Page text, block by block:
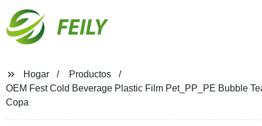
FEILY
Hogar
Productos
OEM Fest Cold Beverage Plastic Film Pet_PP_PE Bubble
Copa